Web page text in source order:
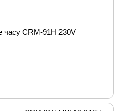
часу CRM-91H 230V